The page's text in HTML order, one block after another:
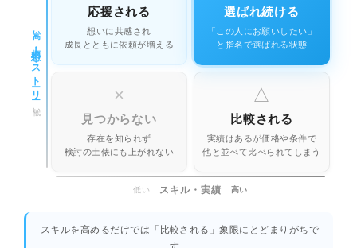
高い
人柄・想い・ストーリー
低い
応援される
想いに共感され
成長とともに依頼が増える
選ばれ続ける
「この人にお願いしたい」
と指名で選ばれる状態
×
見つからない
存在を知られず
検討の土俵にも上がれない
△
比較される
実績はあるが価格や条件で
他と並べて比べられてしまう
低い スキル・実績 高い
スキルを高めるだけでは「比較される」象限にとどまりがちで